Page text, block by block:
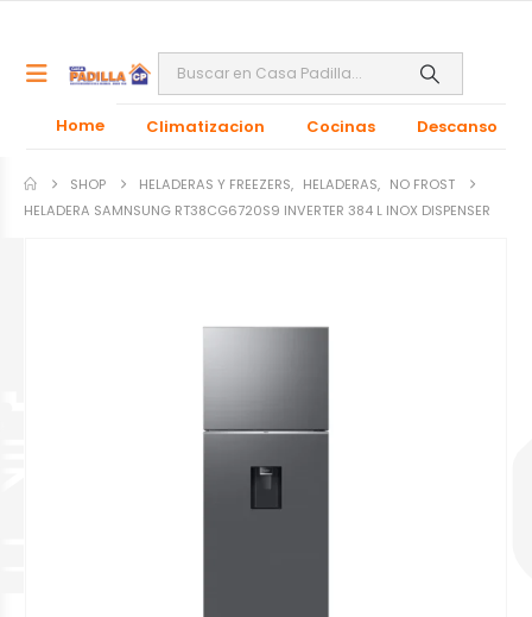
Home Climatizacion Cocinas Descanso
SHOP HELADERAS Y FREEZERS, HELADERAS, NO FROST
HELADERA SAMNSUNG RT38CG6720S9 INVERTER 384 L INOX DISPENSER